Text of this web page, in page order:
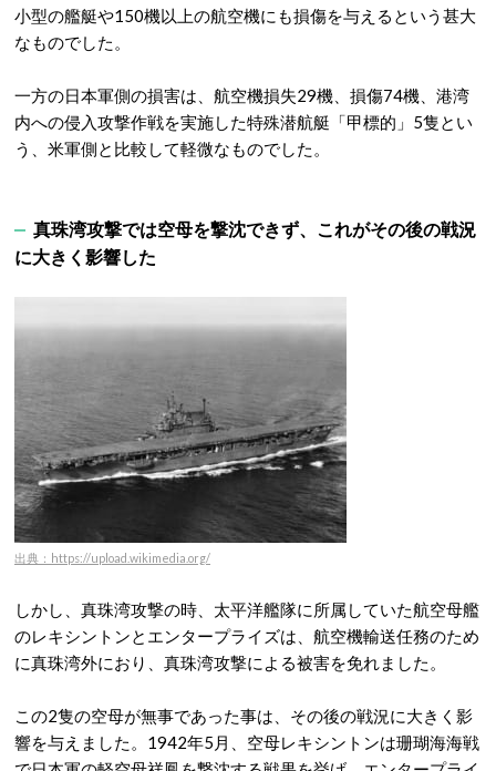
小型の艦艇や150機以上の航空機にも損傷を与えるという甚大
なものでした。
一方の日本軍側の損害は、航空機損失29機、損傷74機、港湾
内への侵入攻撃作戦を実施した特殊潜航艇「甲標的」5隻とい
う、米軍側と比較して軽微なものでした。
真珠湾攻撃では空母を撃沈できず、これがその後の戦況
に大きく影響した
出典：https://upload.wikimedia.org/
しかし、真珠湾攻撃の時、太平洋艦隊に所属していた航空母艦
のレキシントンとエンタープライズは、航空機輸送任務のため
に真珠湾外におり、真珠湾攻撃による被害を免れました。
この2隻の空母が無事であった事は、その後の戦況に大きく影
響を与えました。1942年5月、空母レキシントンは珊瑚海海戦